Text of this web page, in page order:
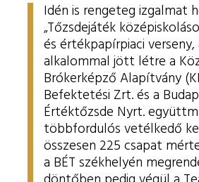
Idén is rengeteg izgalmat
„Tőzsdejáték
és értékpapírpiaci
alkalommal jött létre a
Brókerképző Alapítvány
Befektetési Zrt. és a
Értéktőzsde Nyrt.
többfordulós vetélkedő
összesen 225 csapat
a BÉT székhelyén